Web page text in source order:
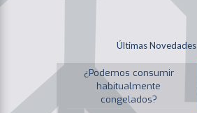
Últimas Novedades
¿Podemos consumir
habitualmente
congelados?